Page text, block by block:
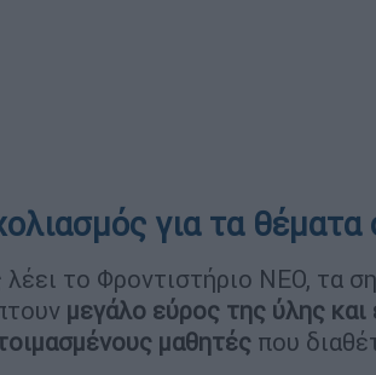
για τα
το Φροντιστήριο ΝΕΟ, τα
μεγάλο εύρος της ύλης
μαθητές που